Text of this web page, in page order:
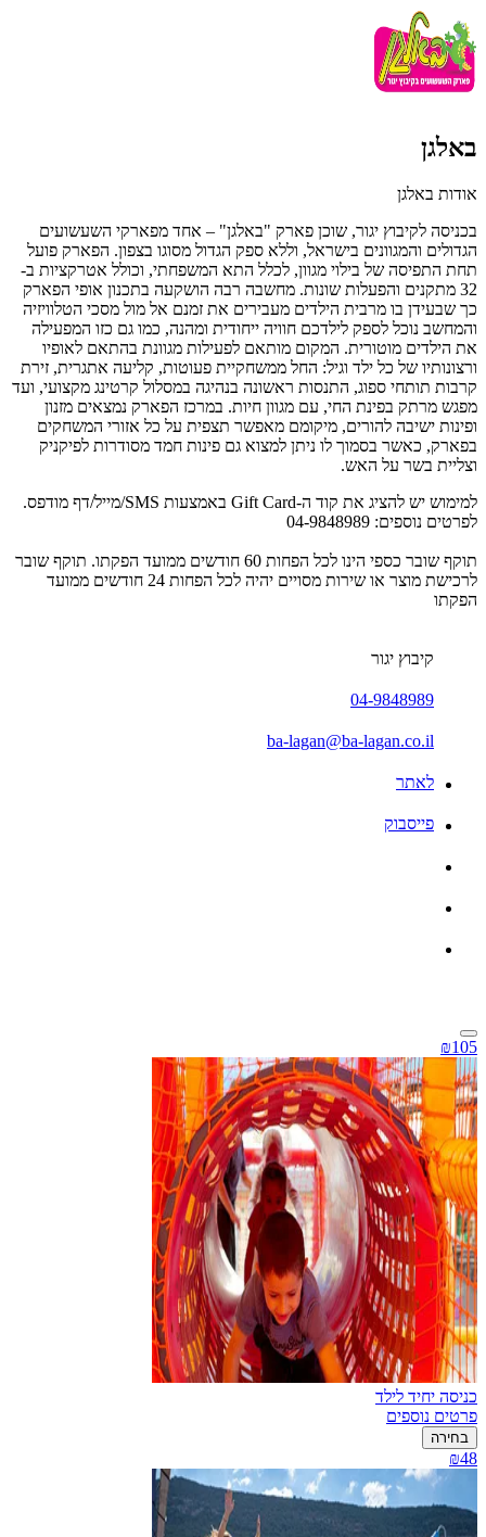
באלגן
אודות באלגן
בכניסה לקיבוץ יגור, שוכן פארק "באלגן" – אחד מפארקי השעשועים
הגדולים והמגוונים בישראל, וללא ספק הגדול מסוגו בצפון. הפארק פועל
תחת התפיסה של בילוי מגוון, לכלל התא המשפחתי, וכולל אטרקציות ב-
32 מתקנים והפעלות שונות. מחשבה רבה הושקעה בתכנון אופי הפארק
כך שבעידן בו מרבית הילדים מעבירים את זמנם אל מול מסכי הטלוויזיה
והמחשב נוכל לספק לילדכם חוויה ייחודית ומהנה, כמו גם כזו המפעילה
את הילדים מוטורית. המקום מותאם לפעילות מגוונת בהתאם לאופיו
ורצונותיו של כל ילד וגיל: החל ממשחקיית פעוטות, קליעה אתגרית, זירת
קרבות תותחי ספוג, התנסות ראשונה בנהיגה במסלול קרטינג מקצועי, ועד
מפגש מרתק בפינת החי, עם מגוון חיות. במרכז הפארק נמצאים מזנון
ופינות ישיבה להורים, מיקומם מאפשר תצפית על כל אזורי המשחקים
בפארק, כאשר בסמוך לו ניתן למצוא גם פינות חמד מסודרות לפיקניק
וצליית בשר על האש.
למימוש יש להציג את קוד ה-Gift Card באמצעות SMS/מייל/דף מודפס.
לפרטים נוספים: 04-9848989
תוקף שובר כספי הינו לכל הפחות 60 חודשים ממועד הפקתו. תוקף שובר
לרכישת מוצר או שירות מסויים יהיה לכל הפחות 24 חודשים ממועד
הפקתו
קיבוץ יגור
04-9848989
ba-lagan@ba-lagan.co.il
לאתר
פייסבוק
₪105
כניסה יחיד לילד
פרטים נוספים
בחירה
₪48